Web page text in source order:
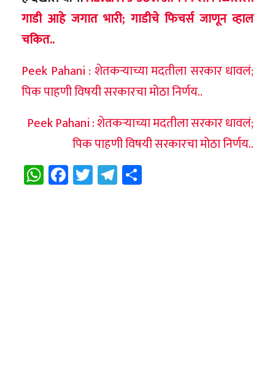
गाडी आहे जगात भारी; गाडीचे फिचर्स जाणून व्हाल
चकित..
Peek Pahani : शेतकऱ्याच्या मदतीला सरकार धावलं;
पिक पाहणी विषयी सरकारचा मोठा निर्णय..
Peek Pahani : शेतकऱ्याच्या मदतीला सरकार धावलं;
पिक पाहणी विषयी सरकारचा मोठा निर्णय..
WhatsApp
Facebook
TwitterTelegram